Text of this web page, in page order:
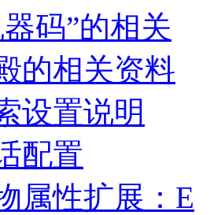
码”的相关
的相关资料
设置说明
配置
属性扩展：E